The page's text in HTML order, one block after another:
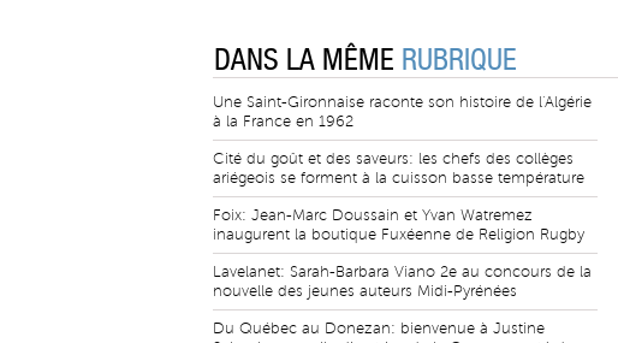
DANS LA MÊME RUBRIQUE
Une Saint-Gironnaise raconte son histoire de l'Algérie
à la France en 1962
Cité du goût et des saveurs: les chefs des collèges
ariégeois se forment à la cuisson basse température
Foix: Jean-Marc Doussain et Yvan Watremez
inaugurent la boutique Fuxéenne de Religion Rugby
Lavelanet: Sarah-Barbara Viano 2e au concours de la
nouvelle des jeunes auteurs Midi-Pyrénées
Du Québec au Donezan: bienvenue à Justine